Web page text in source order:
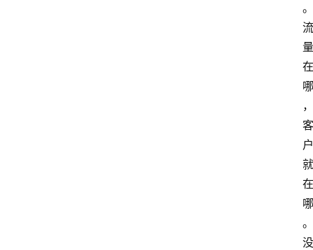
。
流
量
在
哪
，
客
户
就
在
哪
。
没